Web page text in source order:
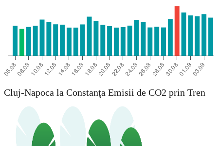
Cluj-Napoca la Constanţa Emisii de CO2 prin Tren